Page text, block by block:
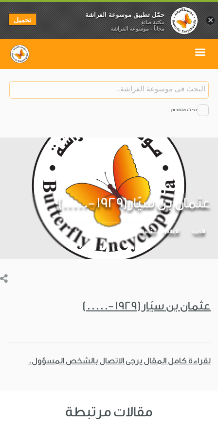
بحث متقدم
عثمان بن سيّار(1929 -.....)
الأدب الأعلام الشعراء
عثمان بن سيّار(1929 -.....)
لقراءة كامل المقال يرجى الاتصال بالشخص المسؤول.
مقالات مرتبطة
×
حمّل تطبيق موسوعة الفراشة
مكتبة صائغ
مجاناً - موسوعة الفراشة
تحميل